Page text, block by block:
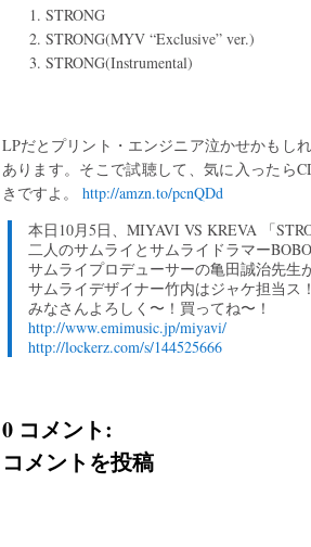
STRONG
STRONG(MYV “Exclusive” ver.)
STRONG(Instrumental)
LPだとプリント・エンジニア泣かせかもし
あります。そこで試聴して、気に入ったら
きですよ。 http://amzn.to/pcnQDd
本日10月5日、MIYAVI VS KREVA 「
二人のサムライとサムライドラマー
サムライプロデューサーの亀田誠治先生
サムライデザイナー竹内はジャケ担当ス！
みなさんよろしく〜！買ってね〜！
http://www.emimusic.jp/miyavi/
http://lockerz.com/s/144525666
0 コメント:
コメントを投稿